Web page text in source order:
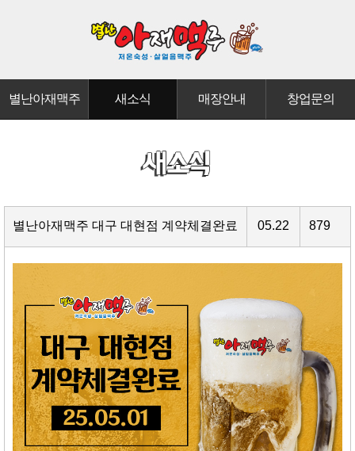
별난아재맥주 새소식 매장안내 창업문의
별난아재맥주 대구 대현점 계약체결완료 05.22 879